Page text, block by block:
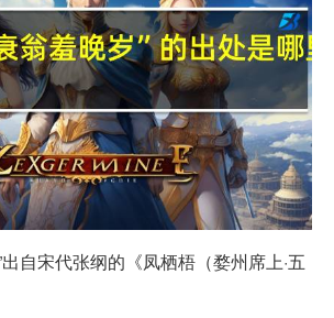
自宋代张纲的《凤栖梧（婺州席上·五